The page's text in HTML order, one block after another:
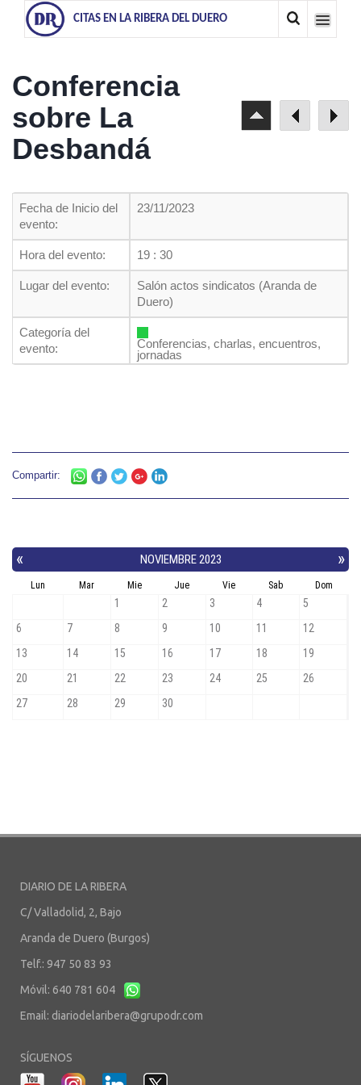
CITAS EN LA RIBERA DEL DUERO
Conferencia
sobre La
Desbandá
Fecha de Inicio del
evento:
23/11/2023
Hora del evento: 19 : 30
Lugar del evento:
Salón actos sindicatos (Aranda de
Duero)
Categoría del
evento:
Conferencias, charlas, encuentros,
jornadas
Compartir:
DIARIO DE LA RIBERA
C/ Valladolid, 2, Bajo
Aranda de Duero (Burgos)
Telf.: 947 50 83 93
Móvil: 640 781 604
Email: diariodelaribera@grupodr.com
SÍGUENOS